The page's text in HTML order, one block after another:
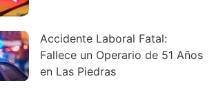
Accidente Laboral Fatal:
Fallece un Operario de 51 Años
en Las Piedras